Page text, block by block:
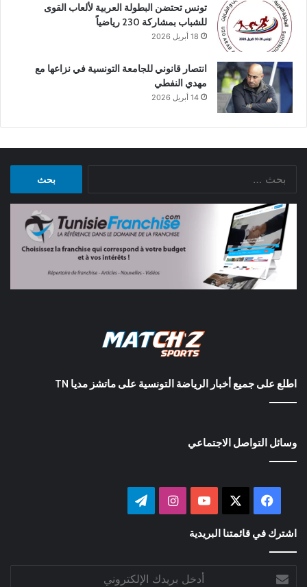
تونس تحتضن البطولة العربية لألعاب القوى
للشباب بمشاركة 230 رياضياً
18 أبريل 2026
انتصار قانوني للجامعة التونسية في نزاعها مع
مهدي النفطي
14 أبريل 2026
اطلع على جميع أخبار الرياضة التونسية على ماتشز مديا TN
وسائل التواصل الاجتماعي
فيسبوك ‫YouTubeانستقرام
اشترك في قائمتنا البريدية